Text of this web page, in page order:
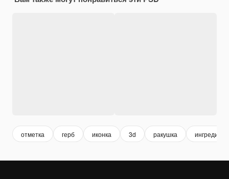
отметка герб иконка 3d ракушка